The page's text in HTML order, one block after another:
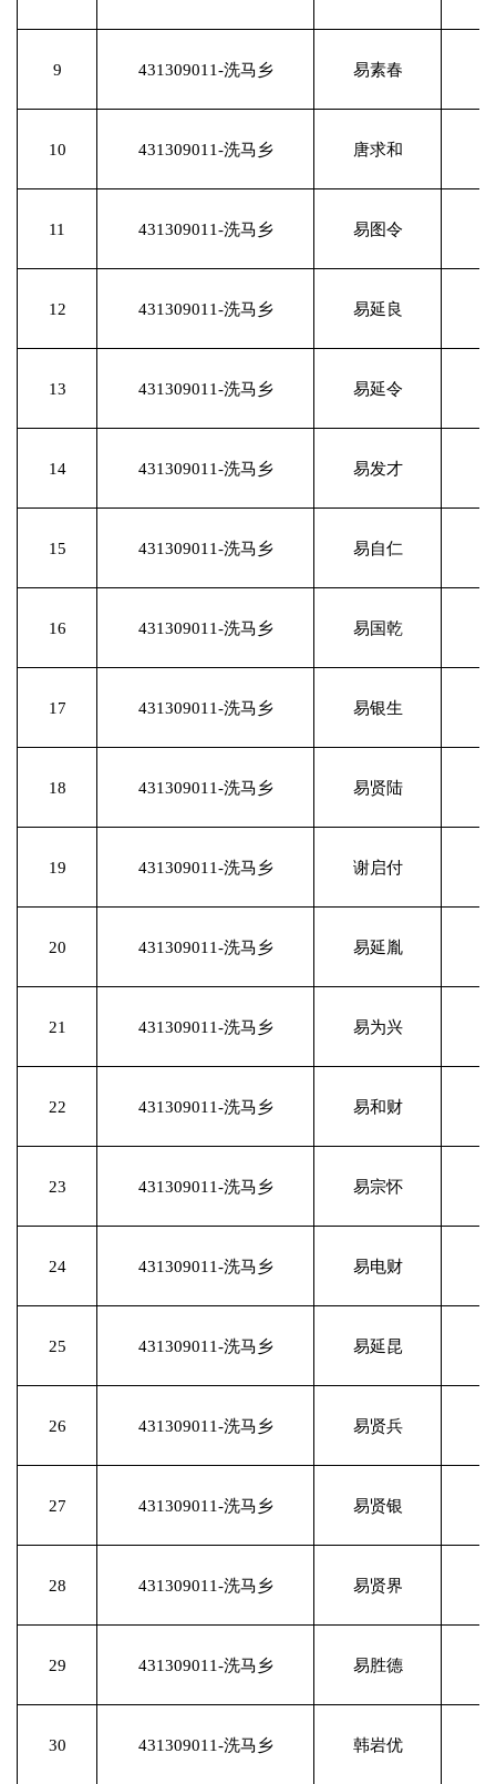
9 431309011-洗马乡 易素春
10 431309011-洗马乡 唐求和
11 431309011-洗马乡 易图令
12 431309011-洗马乡 易延良
13 431309011-洗马乡 易延令
14 431309011-洗马乡 易发才
15 431309011-洗马乡 易自仁
16 431309011-洗马乡 易国乾
17 431309011-洗马乡 易银生
18 431309011-洗马乡 易贤陆
19 431309011-洗马乡 谢启付
20 431309011-洗马乡 易延胤
21 431309011-洗马乡 易为兴
22 431309011-洗马乡 易和财
23 431309011-洗马乡 易宗怀
24 431309011-洗马乡 易电财
25 431309011-洗马乡 易延昆
26 431309011-洗马乡 易贤兵
27 431309011-洗马乡 易贤银
28 431309011-洗马乡 易贤界
29 431309011-洗马乡 易胜德
30 431309011-洗马乡 韩岩优